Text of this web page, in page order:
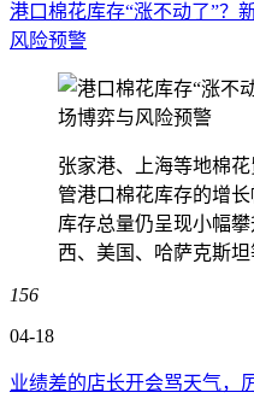
港口棉花库存“涨不动了”？
风险预警
张家港、上海等地棉
管港口棉花库存的增
库存总量仍呈现小幅
西、美国、哈萨克斯
156
04-18
业绩差的店长开会骂天气，